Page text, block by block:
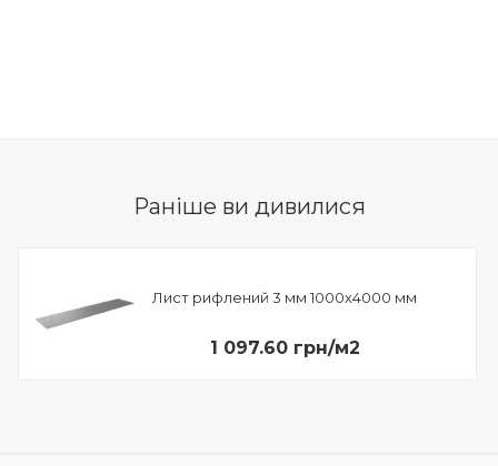
Раніше ви дивилися
Лист рифлений 3 мм 1000х4000 мм
1 097.60 грн/м2